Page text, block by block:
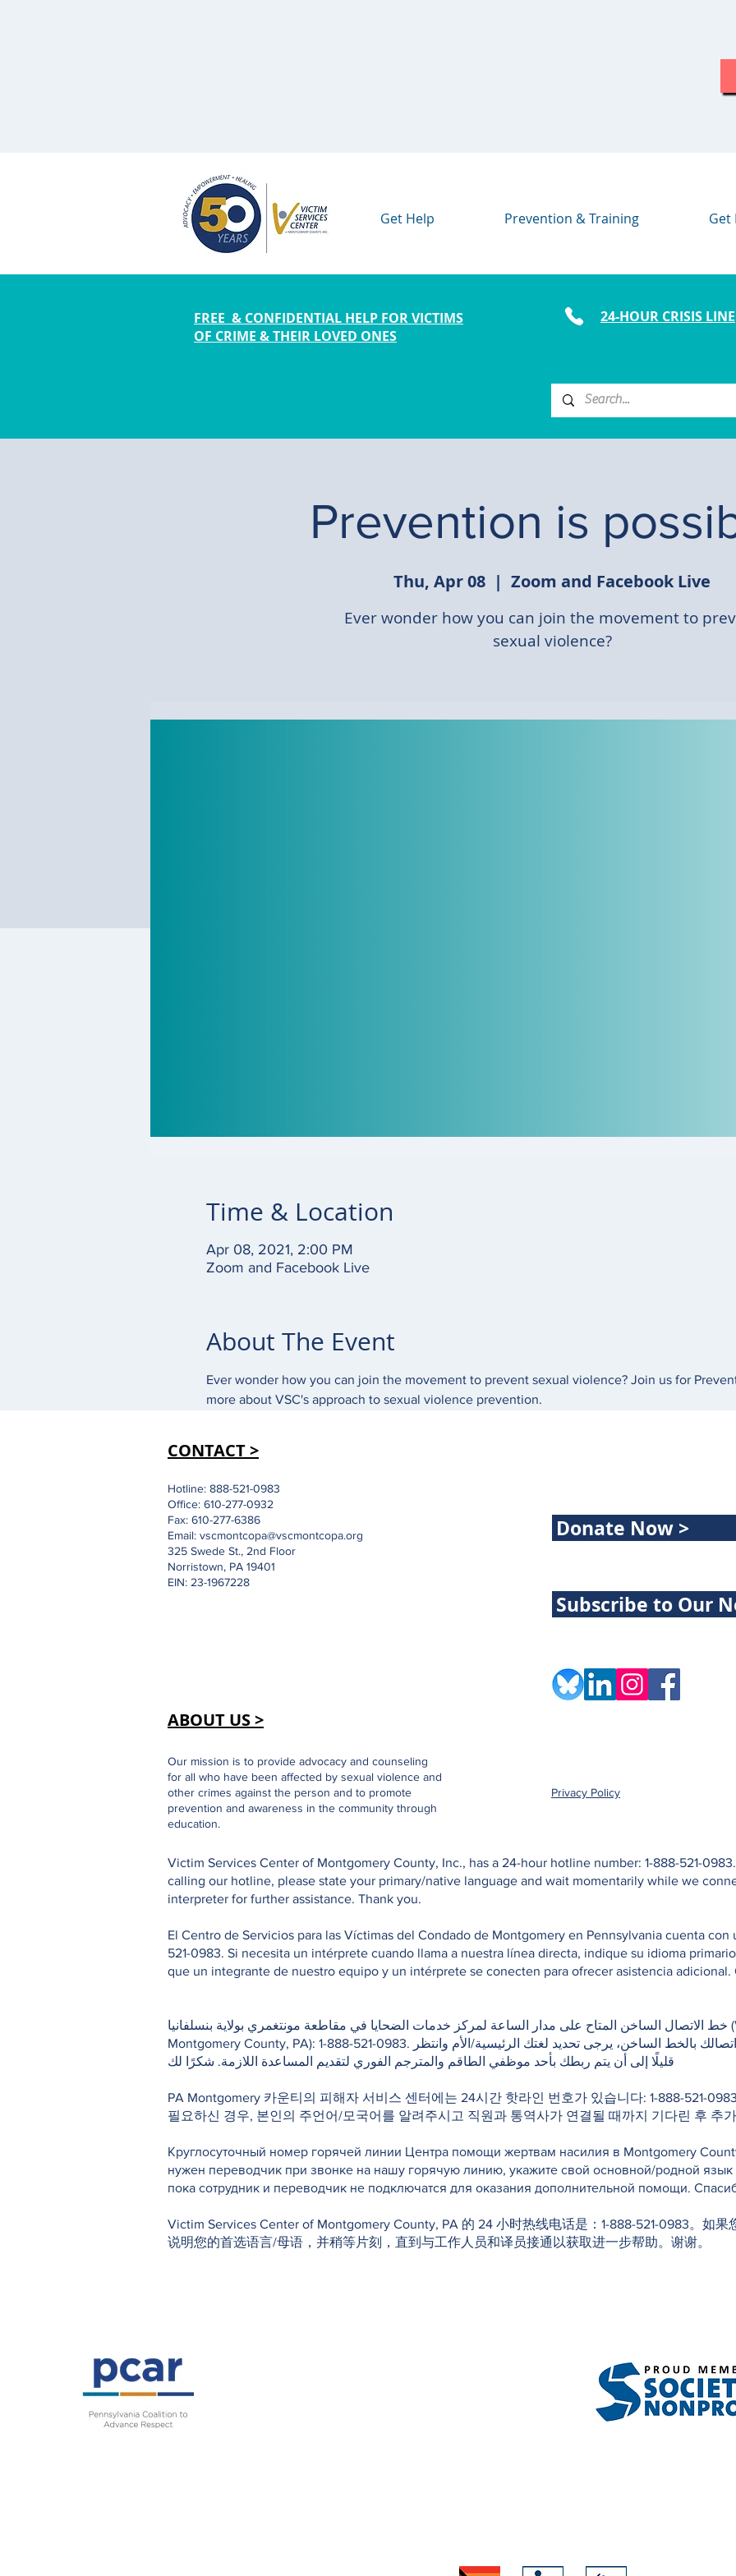
Get Help Prevention & Training Get
FREE & CONFIDENTIAL HELP FOR VICTIMS
OF CRIME & THEIR LOVED ONES
24-HOUR CRISIS LINE
Prevention is
Thu, Apr 08
  |
Zoom and Facebook Live
Ever wonder how you can join the movement to
sexual violence?
Time & Location
Apr 08, 2021, 2:00 PM
Zoom and Facebook Live
About The Event
Ever wonder how you can join the movement to prevent sexual violence? Join us for
more about VSC's approach to sexual violence prevention.
CONTACT >
Hotline: 888-521-0983
Office: 610-277-0932
Fax: 610-277-6386
Email: vscmontcopa@vscmontcopa.org
325 Swede St., 2nd Floor
Norristown, PA 19401
EIN: 23-1967228
Donate Now >
Subscribe to Our
ABOUT US >
Our mission is to provide advocacy and counseling
for all who have been affected by sexual violence and
other crimes against the person and to promote
prevention and awareness in the community through
education.
Privacy Policy
Victim Services Center of Montgomery County, Inc., has a 24-hour hotline number: 1-888-521-
calling our hotline, please state your primary/native language and wait momentarily while we
interpreter for further assistance. Thank you.
El Centro de Servicios para las Víctimas del Condado de Montgomery en Pennsylvania cuenta con
521-0983. Si necesita un intérprete cuando llama a nuestra línea directa, indique su idioma
que un integrante de nuestro equipo y un intérprete se conecten para ofrecer asistencia adicional.
خط الاتصال الساخن المتاح على مدار الساعة لمركز خدمات الضحايا في مقاطعة مونتغمري بولاية بنسلفانيا (Victim Services Center of
Montgomery County, PA): 1-888-521-0983. إذا كنت بحاجة لمترجم فوري أثناء اتصالك بالخط الساخن، يرجى تحديد لغتك الرئيسية/الأم وانتظر
قليلًا إلى أن يتم ربطك بأحد موظفي الطاقم والمترجم الفوري لتقديم المساعدة اللازمة. شكرًا لك
PA Montgomery 카운티의 피해자 서비스 센터에는 24시간 핫라인 번호가 있습니다: 1-888-521-
필요하신 경우, 본인의 주언어/모국어를 알려주시고 직원과 통역사가 연결될 때까지 기다린 후 추
Круглосуточный номер горячей линии Центра помощи жертвам насилия в Montgomery
нужен переводчик при звонке на нашу горячую линию, укажите свой основной/родной
пока сотрудник и переводчик не подключатся для оказания дополнительной помощи.
Victim Services Center of Montgomery County, PA 的 24 小时热线电话是：1-888-521-0983。如
说明您的首选语言/母语，并稍等片刻，直到与工作人员和译员接通以获取进一步帮助。谢谢。